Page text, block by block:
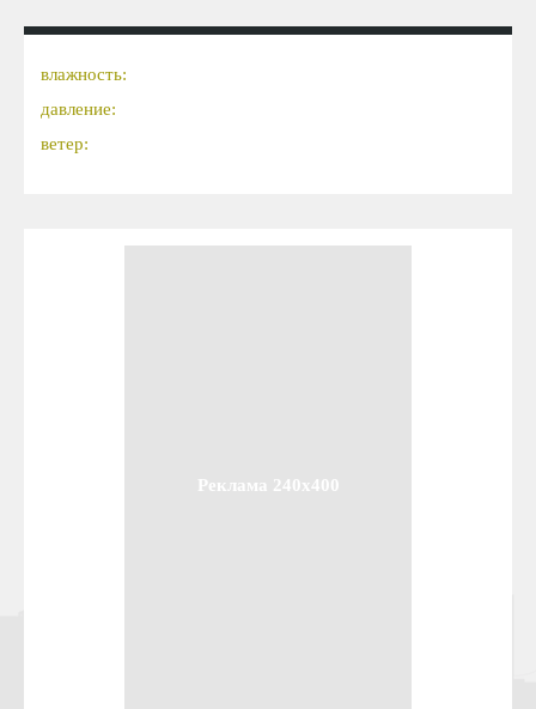
влажность:
давление:
ветер:
Реклама 240x400